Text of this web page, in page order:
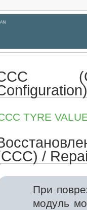
TYRE
/
При
модуль